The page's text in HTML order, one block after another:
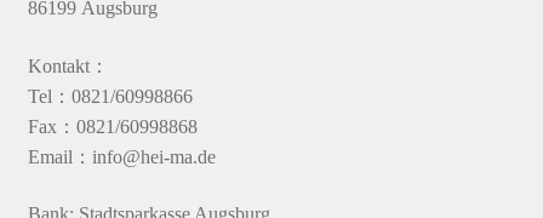
86199 Augsburg
Kontakt：
Tel：0821/60998866
Fax：0821/60998868
Email：info@hei-ma.de